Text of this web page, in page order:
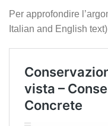
Per approfondire
Italian and English